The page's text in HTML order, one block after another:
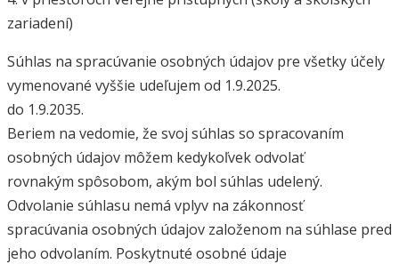
zariadení)
Súhlas na spracúvanie osobných údajov pre všetky účely
vymenované vyššie udeľujem od 1.9.2025.
do 1.9.2035.
Beriem na vedomie, že svoj súhlas so spracovaním
osobných údajov môžem kedykoľvek odvolať
rovnakým spôsobom, akým bol súhlas udelený.
Odvolanie súhlasu nemá vplyv na zákonnosť
spracúvania osobných údajov založenom na súhlase pred
jeho odvolaním. Poskytnuté osobné údaje